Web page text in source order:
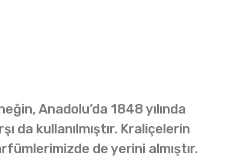
Anadolu’da 1848 yılında
da kullanılmıştır. Kraliçelerin
de yerini almıştır.